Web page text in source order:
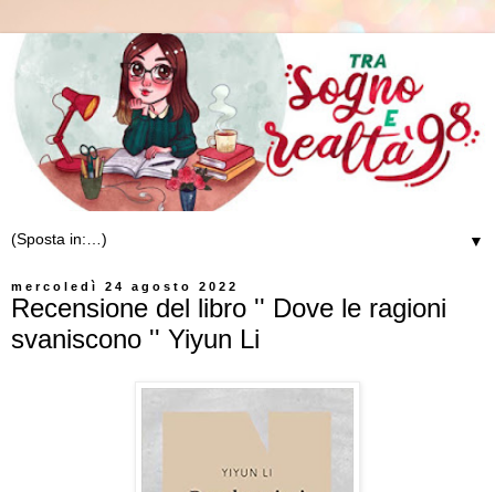
▼
mercoledì 24 agosto 2022
Recensione del libro '' Dove le ragioni
svaniscono '' Yiyun Li